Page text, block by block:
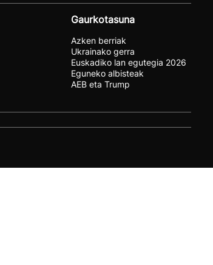
Gaurkotasuna
Azken berriak
Ukrainako gerra
Euskadiko lan egutegia 2026
Eguneko albisteak
AEB eta Trump